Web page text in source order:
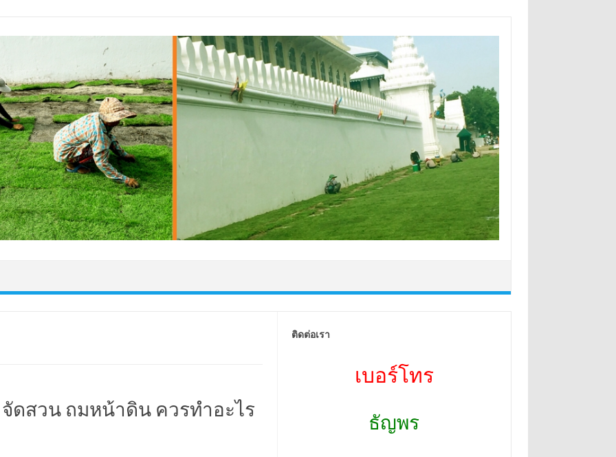
ดสวน ถมหน้าดิน ควรทำอะไร
ติดต่อเรา
เบอร์โทร
ธัญพร